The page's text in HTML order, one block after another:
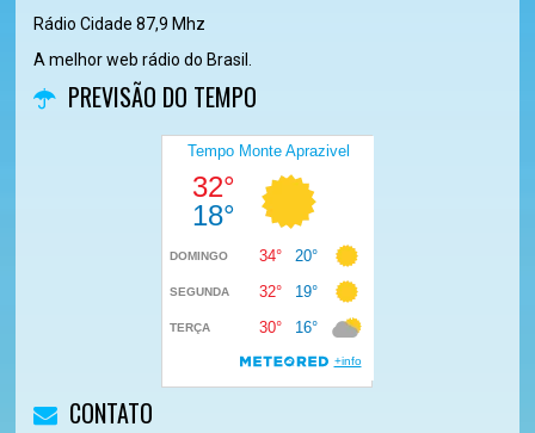
Rádio Cidade 87,9 Mhz
A melhor web rádio do Brasil.
PREVISÃO DO TEMPO
CONTATO